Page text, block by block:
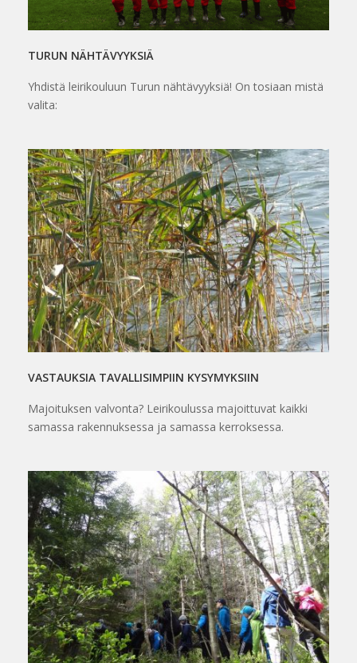
TURUN NÄHTÄVYYKSIÄ
Yhdistä leirikouluun Turun nähtävyyksiä! On tosiaan mistä
valita:
VASTAUKSIA TAVALLISIMPIIN KYSYMYKSIIN
Majoituksen valvonta? Leirikoulussa majoittuvat kaikki
samassa rakennuksessa ja samassa kerroksessa.